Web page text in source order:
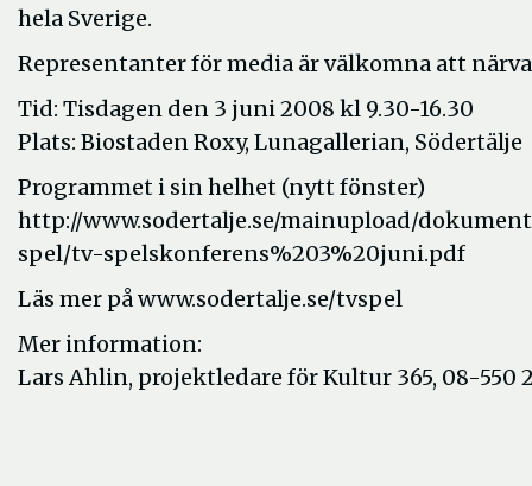
hela Sverige.
Representanter för media är välkomna att
Tid: Tisdagen den 3 juni 2008 kl 9.30-16.30
Plats: Biostaden Roxy, Lunagallerian, Södertälje
Programmet i sin helhet (nytt fönster)
http://www.sodertalje.se/mainupload/
spel/tv-spelskonferens%203%20juni.pdf
Läs mer på www.sodertalje.se/tvspel
Mer information:
Lars Ahlin, projektledare för Kultur 365, 08-550